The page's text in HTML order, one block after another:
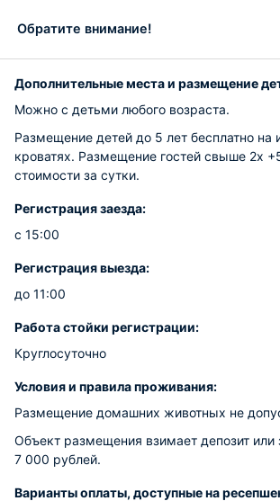
Обратите внимание!
Дополнительные места и размещение
Можно с детьми любого возраста.
Размещение детей до 5 лет бесплатно
кроватях. Размещение гостей свыше 2х
стоимости за сутки.
Регистрация заезда:
с 15:00
Регистрация выезда:
до 11:00
Работа стойки регистрации:
Круглосуточно
Условия и правила проживания:
Размещение домашних животных не
Объект размещения взимает депозит или
7 000 рублей.
Варианты оплаты, доступные на